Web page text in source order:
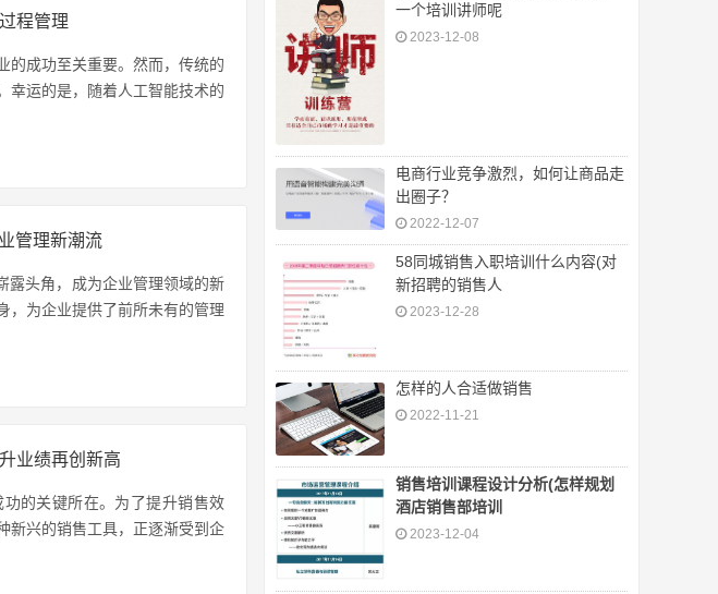
程管理
的成功至关重要。然而，传统的
幸运的是，随着人工智能技术的
管理新潮流
露头角，成为企业管理领域的新
，为企业提供了前所未有的管理
业绩再创新高
的关键所在。为了提升销售效
新兴的销售工具，正逐渐受到企
一个培训讲师呢
2023-12-08
电商行业竞争激烈，如何让商品走
出圈子？
2022-12-07
58同城销售入职培训什么内容(对
新招聘的销售人
2023-12-28
怎样的人合适做销售
2022-11-21
销售培训课程设计分析(怎样规划
酒店销售部培训
2023-12-04